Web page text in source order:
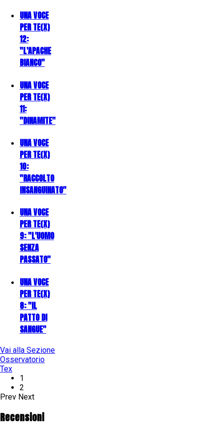
UNA VOCE
PER TE(X)
12:
"L'APACHE
BIANCO"
UNA VOCE
PER TE(X)
11:
"DINAMITE"
UNA VOCE
PER TE(X)
10:
"RACCOLTO
INSANGUINATO"
UNA VOCE
PER TE(X)
9: "L'UOMO
SENZA
PASSATO"
UNA VOCE
PER TE(X)
8: "IL
PATTO DI
SANGUE"
Vai alla Sezione
Osservatorio
Tex
1
2
Prev Next
Recensioni